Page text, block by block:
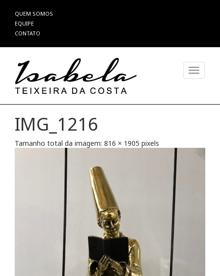
Pular
para
o
QUEM SOMOS
EQUIPE
CONTATO
IMG_1216
Tamanho total da imagem: 816 × 1905 pixels